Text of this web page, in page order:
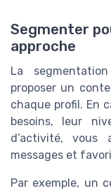
Segmenter
approche
La
proposer un
chaque profil. En
besoins, leur
d’activité, vous
messages et
Par exemple, un